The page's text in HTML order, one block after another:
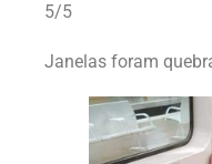
5/5
Janelas foram